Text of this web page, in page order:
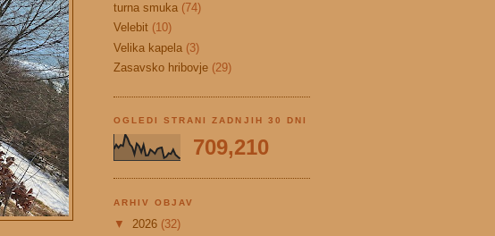
turna smuka (74)
Velebit (10)
Velika kapela (3)
Zasavsko hribovje (29)
OGLEDI STRANI ZADNJIH 30 DNI
709,210
ARHIV OBJAV
▼ 2026 (32)